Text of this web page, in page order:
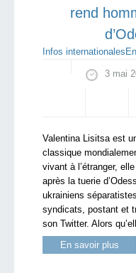
rend
Infos internationales
3 mai
Valentina Lisitsa est
classique
vivant à l’étranger,
après la tuerie
ukrainiens
syndicats, postant et
son Twitter. Alors
En savoir plus